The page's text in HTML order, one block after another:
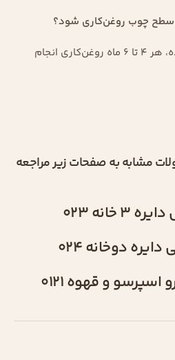
پاسخ: بسته به میزان استفاده، هر ۴ تا ۶ ماه روغن‌کاری انجام
مشابه به صفحات زیر مراجعه
023
دوخانه 024
و قهوه 0121